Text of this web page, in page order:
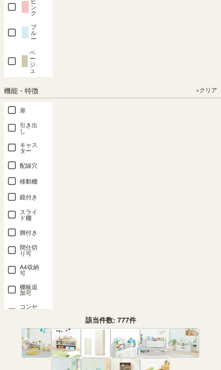
ン
ク
ブ
ル
ー
ベ
ー
ジ
ュ
機能・特徴 ×クリア
扉
引き出
し
キャス
ター
配線穴
移動棚
鏡付き
スライ
ド棚
脚付き
間仕切
り可
A4収納
可
棚板追
加可
コンセ
組立サービス対応
あり
該当件数: 777件
せん。
ただし、本契約終了以前において会員が当社に対して債務を負
っていた場合、当該債務は消滅せず、会員は、当社に対して本
契約終了後ただちに全ての当該債務について弁済しなければな
らないものとします。
の全部または一部をその裁量によって変更・追加・中断または
終了することができるものとします。
SHIRAI STOREの裁量で会員サービスの提供を終了することが
できるものとします。
なく、会員サービスの全部または一部を一時的に中断すること
ができるものとします。
行う場合
・アクセス過多等によって、システムに負荷が集中した場合
・通信回線の停止、天災、火災、停電、その他の不慮の事故ま
たは戦争、紛争、動乱、暴動、労働争議等の不可抗力により会
員サービスの提供が困難な場合
当社は、本契約に従ってとった措置に起因して会員に生じた損
害について、一切の責任を負わないものとします。
10．会員サービスの変更、中断、終了等
当社は、本規約を任意にいつでも改定することができるものと